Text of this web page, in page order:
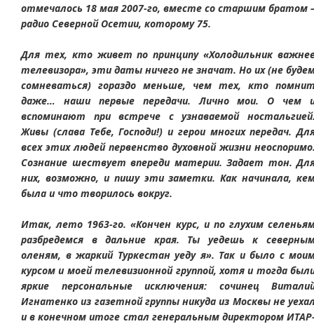
отмечалось 18 мая 2007-го, вместе со старшим братом
радио Северной Осетии, которому 75.
Для тех, кто живет по принципу «Холодильник
телевизора», эти даты ничего не значат. Но их (не
сомневаться) гораздо меньше, чем тех, кто
даже… наши первые передачи. Лично мои. О чем
вспоминают при встрече с узнаваемой
Живы (слава Тебе, Господи!) и герои многих передач.
всех этих людей первенство духовной жизни
Сознание шествует впереди материи. Задает тон.
них, возможно, и пишу эти заметки. Как начинала,
была и что творилось вокруг.
Итак, лето 1963-го. «Кончен курс, и по глухим
разбредемся в дальние края. Ты уедешь к
оленям, в жаркий Туркестан уеду я». Так и было с
курсом и моей телевизионной группой, хотя и тогда
яркие персональные исключения: сочинец
Игнатенко из газетной группы никуда из Москвы не
и в конечном итоге стал генеральным директором